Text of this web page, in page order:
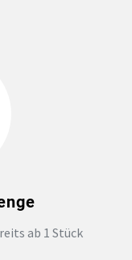
ab 1 Stück